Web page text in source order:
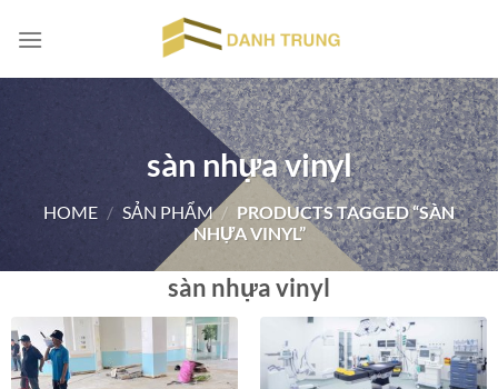
đến
sàn nhựa vinyl
HOME / SẢN PHẨM / PRODUCTS TAGGED “SÀN
NHỰA VINYL”
sàn nhựa vinyl